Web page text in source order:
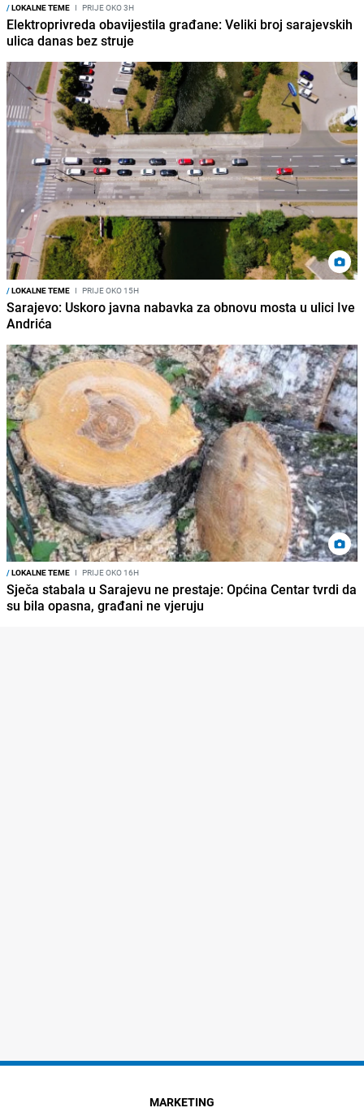
/LOKALNE TEME I PRIJE OKO 3H
Elektroprivreda obavijestila građane: Veliki broj sarajevskih
ulica danas bez struje
/LOKALNE TEME I PRIJE OKO 15H
Sarajevo: Uskoro javna nabavka za obnovu mosta u ulici Ive
Andrića
/LOKALNE TEME I PRIJE OKO 16H
Sječa stabala u Sarajevu ne prestaje: Općina Centar tvrdi da
su bila opasna, građani ne vjeruju
MARKETING